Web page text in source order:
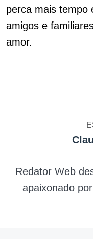
perca mais tempo
amigos e
amor.
Redator Web
apaixonado